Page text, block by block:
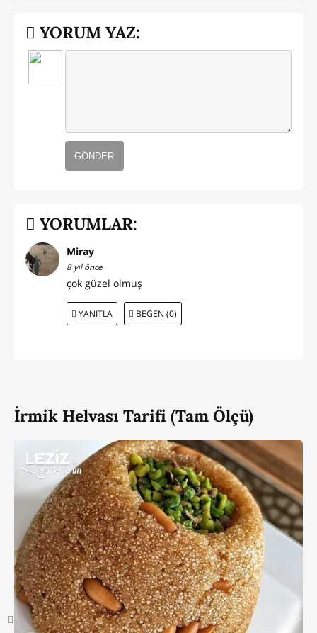
Benzer Tariflere Bak
YORUM YAZ:
GÖNDER
YORUMLAR:
Miray
8 yıl önce
çok güzel olmuş
YANITLA BEĞEN (0)
İrmik Helvası Tarifi (Tam Ölçü)